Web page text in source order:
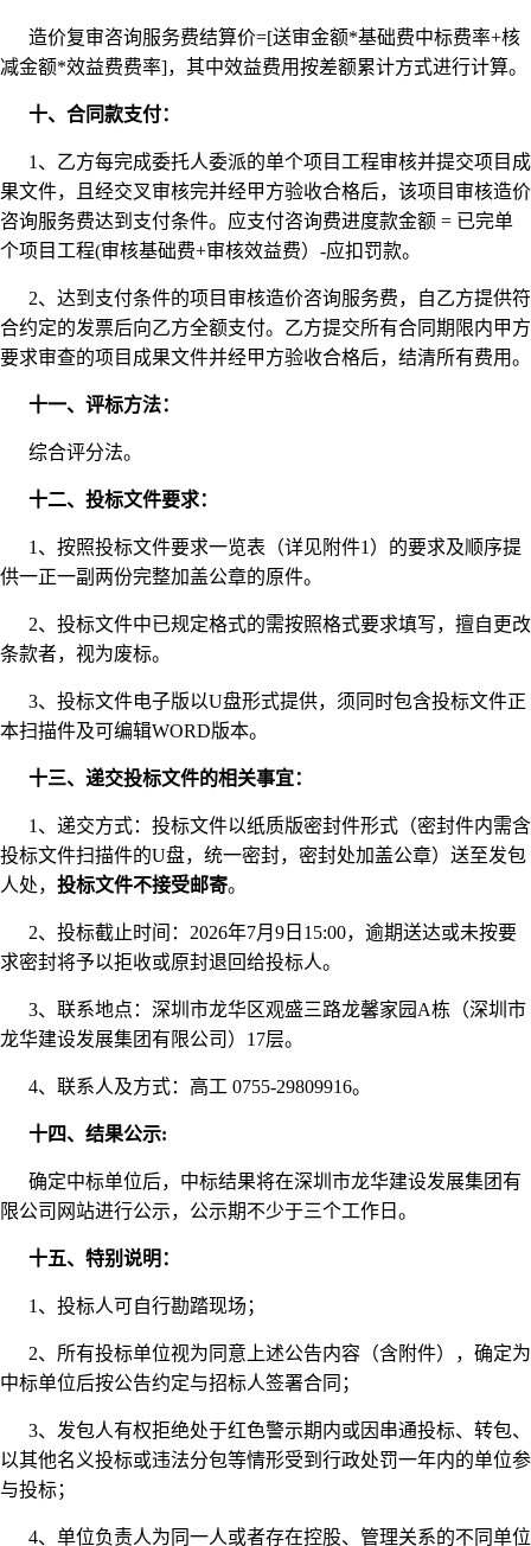
造价复审咨询服务费结算价=[送审金额*基础费中标费率+核
减金额*效益费费率]，其中效益费用按差额累计方式进行计算。
十、合同款支付：
1、乙方每完成委托人委派的单个项目工程审核并提交项目成
果文件，且经交叉审核完并经甲方验收合格后，该项目审核造价
咨询服务费达到支付条件。应支付咨询费进度款金额 = 已完单
个项目工程(审核基础费+审核效益费）-应扣罚款。
2、达到支付条件的项目审核造价咨询服务费，自乙方提供符
合约定的发票后向乙方全额支付。乙方提交所有合同期限内甲方
要求审查的项目成果文件并经甲方验收合格后，结清所有费用。
十一、评标方法：
综合评分法。
十二、投标文件要求：
1、按照投标文件要求一览表（详见附件1）的要求及顺序提
供一正一副两份完整加盖公章的原件。
2、投标文件中已规定格式的需按照格式要求填写，擅自更改
条款者，视为废标。
3、投标文件电子版以U盘形式提供，须同时包含投标文件正
本扫描件及可编辑WORD版本。
十三、递交投标文件的相关事宜：
1、递交方式：投标文件以纸质版密封件形式（密封件内需含
投标文件扫描件的U盘，统一密封，密封处加盖公章）送至发包
人处， 投标文件不接受邮寄。
2、投标截止时间：2026年7月9日15:00，逾期送达或未按要
求密封将予以拒收或原封退回给投标人。
3、联系地点：深圳市龙华区观盛三路龙馨家园A栋（深圳市
龙华建设发展集团有限公司）17层。
4、联系人及方式：高工 0755-29809916。
十四、结果公示:
确定中标单位后，中标结果将在深圳市龙华建设发展集团有
限公司网站进行公示，公示期不少于三个工作日。
十五、特别说明：
1、投标人可自行勘踏现场；
2、所有投标单位视为同意上述公告内容（含附件），确定为
中标单位后按公告约定与招标人签署合同；
3、发包人有权拒绝处于红色警示期内或因串通投标、转包、
以其他名义投标或违法分包等情形受到行政处罚一年内的单位参
与投标；
4、单位负责人为同一人或者存在控股、管理关系的不同单位